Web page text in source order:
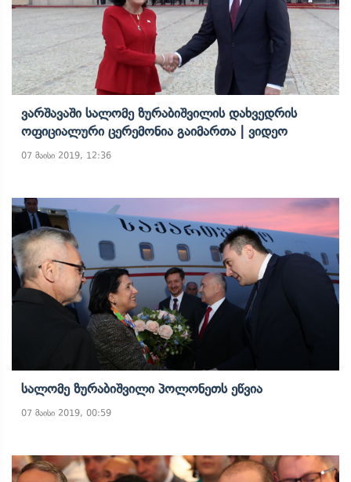
Ვარშავაში Სალომე Ზურაბიშვილის Დახვედრის
Ოფიციალური Ცერემონია Გაიმართა | Ვიდეო
07 მაისი 2019, 12:36
Სალომე Ზურაბიშვილი Პოლონეთს Ეწვია
07 მაისი 2019, 00:59